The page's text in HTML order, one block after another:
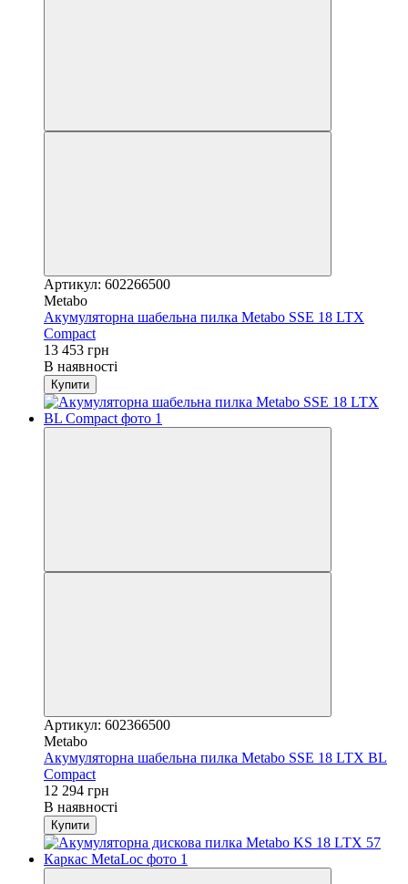
Артикул: 602266500
Metabo
Акумуляторна шабельна пилка Metabo SSE 18 LTX
Compact
13 453 грн
В наявності
Купити
Артикул: 602366500
Metabo
Акумуляторна шабельна пилка Metabo SSE 18 LTX BL
Compact
12 294 грн
В наявності
Купити